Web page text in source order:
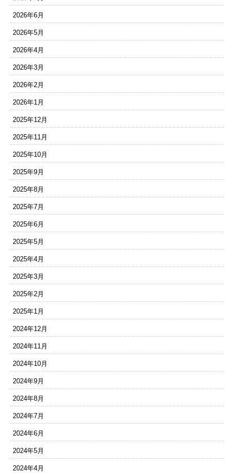
2026年6月
2026年5月
2026年4月
2026年3月
2026年2月
2026年1月
2025年12月
2025年11月
2025年10月
2025年9月
2025年8月
2025年7月
2025年6月
2025年5月
2025年4月
2025年3月
2025年2月
2025年1月
2024年12月
2024年11月
2024年10月
2024年9月
2024年8月
2024年7月
2024年6月
2024年5月
2024年4月